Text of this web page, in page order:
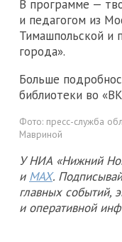
В программе —
и педагогом из
Тимашпольской и
города».
Больше
библиотеки во
Фото: пресс-служба
Мавриной
У НИА «Нижний
и MAX.
главных событий,
и оперативной